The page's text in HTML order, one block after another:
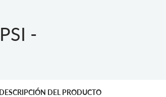
-
DESCRIPCIÓN DEL PRODUCTO